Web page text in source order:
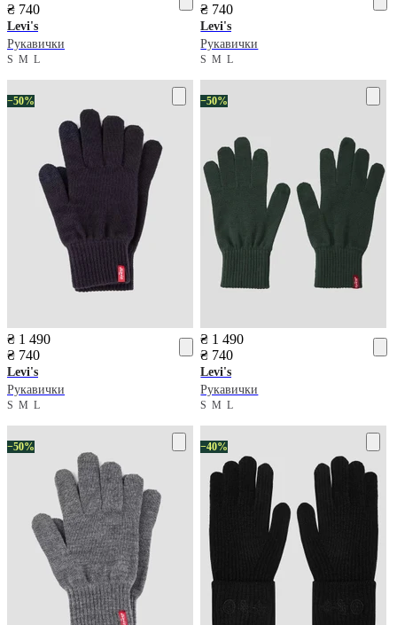
₴ 740
Levi's
Рукавички
S M L
₴ 740
Levi's
Рукавички
SML
−50%
₴ 1 490
₴ 740
Levi's
Рукавички
S M L
−50%
₴ 1 490
₴ 740
Levi's
Рукавички
SML
−50% −40%